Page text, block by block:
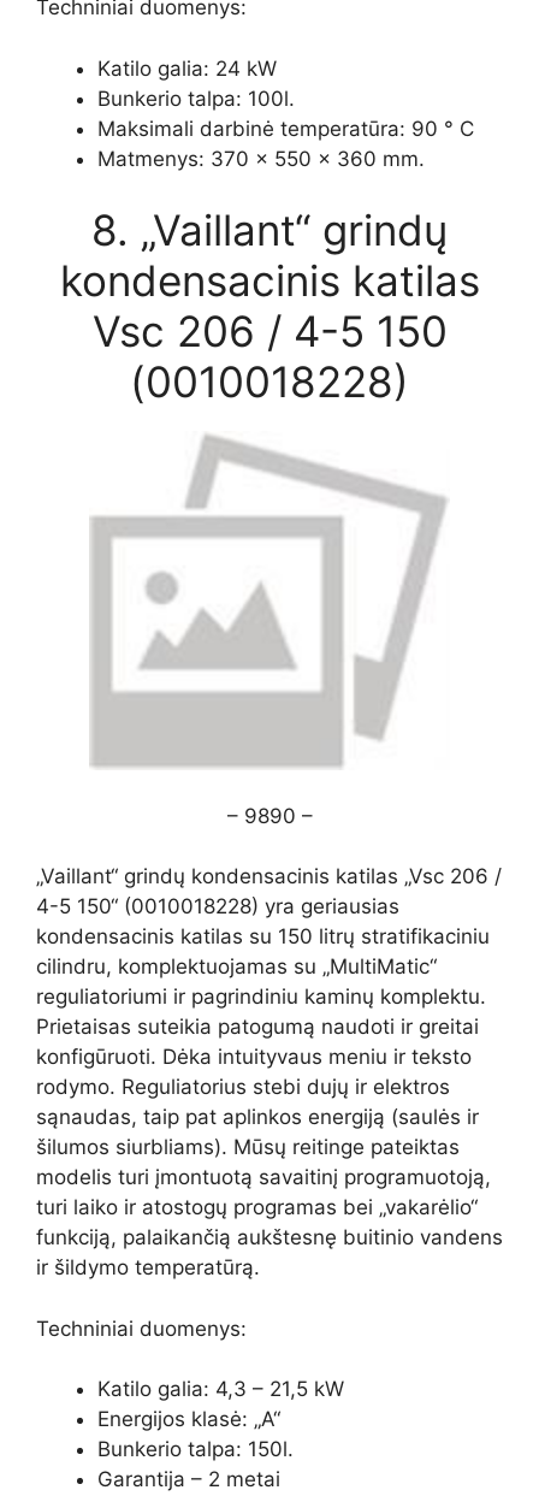
Techniniai duomenys:
Katilo galia: 24 kW
Bunkerio talpa: 100l.
Maksimali darbinė temperatūra: 90 ° C
Matmenys: 370 x 550 x 360 mm.
8. „Vaillant“ grindų
kondensacinis katilas
Vsc 206 / 4-5 150
(0010018228)
– 9890 –
„Vaillant“ grindų kondensacinis katilas „Vsc 206 /
4-5 150“ (0010018228) yra geriausias
kondensacinis katilas su 150 litrų stratifikaciniu
cilindru, komplektuojamas su „MultiMatic“
reguliatoriumi ir pagrindiniu kaminų komplektu.
Prietaisas suteikia patogumą naudoti ir greitai
konfigūruoti. Dėka intuityvaus meniu ir teksto
rodymo. Reguliatorius stebi dujų ir elektros
sąnaudas, taip pat aplinkos energiją (saulės ir
šilumos siurbliams). Mūsų reitinge pateiktas
modelis turi įmontuotą savaitinį programuotoją,
turi laiko ir atostogų programas bei „vakarėlio“
funkciją, palaikančią aukštesnę buitinio vandens
ir šildymo temperatūrą.
Techniniai duomenys:
Katilo galia: 4,3 – 21,5 kW
Energijos klasė: „A“
Bunkerio talpa: 150l.
Garantija – 2 metai